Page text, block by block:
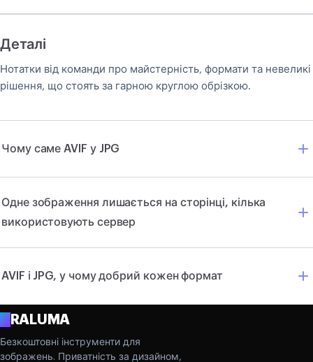
Деталі
Нотатки від команди про майстерність, формати та невеликі
рішення, що стоять за гарною круглою обрізкою.
Чому саме AVIF у JPG
Одне зображення лишається на сторінці, кілька
використовують сервер
AVIF і JPG, у чому добрий кожен формат
ARALUMA
Безкоштовні інструменти для
зображень. Приватність за дизайном,